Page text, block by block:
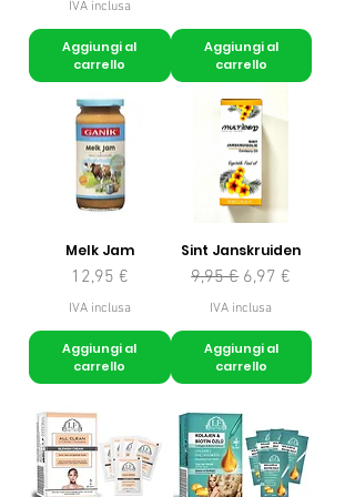
IVA inclusa
Aggiungi al
carrello
Aggiungi al
carrello
Melk Jam
Prezzo
12,95 €
IVA inclusa
Aggiungi al
carrello
Sint Janskruiden
Prezzo regolare
9,95 € Prezzo scontato
6,97 €
IVA inclusa
Aggiungi al
carrello